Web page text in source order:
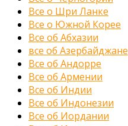
Все о Шри Ланке
Все о Южной Корее
Все об Абхазии
все об Азербайджане
Все об Андорре
Все об Армении
Все об Индии
Все об Индонезии
Все об Иордании